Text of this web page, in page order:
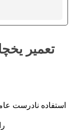
تعمیر
استفاده نادرست